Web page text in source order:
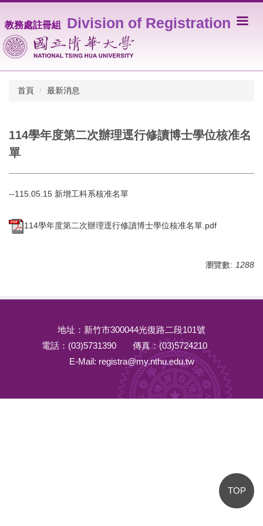
到
主
要
內
容
教務處註冊組 Division of Registration
首頁 最新消息
114學年度第二次辦理逕行修讀博士學位核准名
單
--115.05.15 新增工科系核准名單
114學年度第二次辦理逕行修讀博士學位核准名單.pdf
瀏覽數: 1288
地址：新竹市300044光復路二段101號
電話：(03)5731390 傳真：(03)5724210
E-Mail: registra@my.nthu.edu.tw
TOP